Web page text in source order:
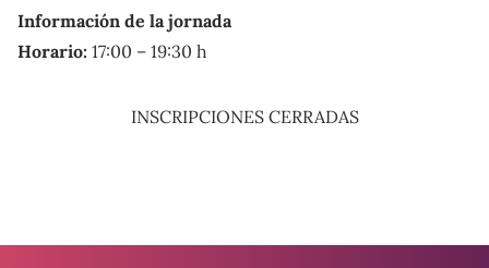
Información de la jornada
Horario: 17:00 – 19:30 h
INSCRIPCIONES CERRADAS